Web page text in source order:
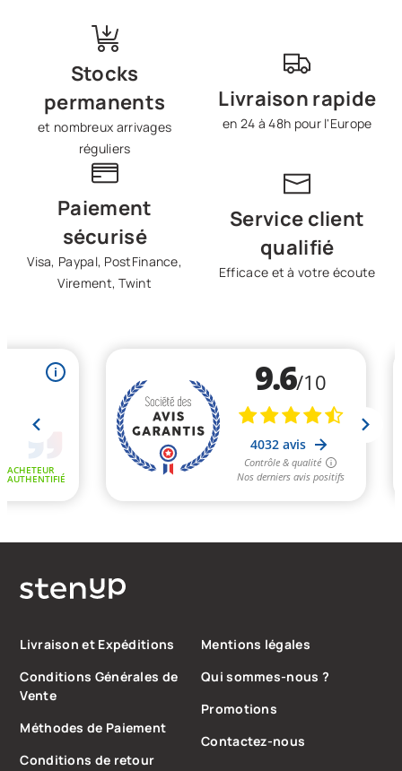
Stocks
permanents
et nombreux arrivages
réguliers
Livraison rapide
en 24 à 48h pour l'Europe
Paiement
sécurisé
Visa, Paypal, PostFinance,
Virement, Twint
Service client
qualifié
Efficace et à votre écoute
Livraison et Expéditions
Conditions Générales de
Vente
Méthodes de Paiement
Conditions de retour
Mentions légales
Qui sommes-nous ?
Promotions
Contactez-nous